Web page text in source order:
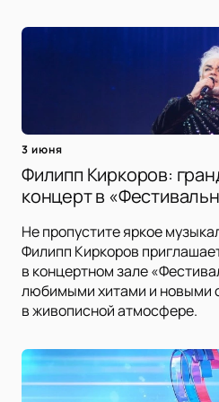
3 июня
Филипп Киркоров:
концерт в
Не пропустите яркое
Филипп Киркоров
в концертном зале
любимыми хитами и новыми
в живописной атмосфере.